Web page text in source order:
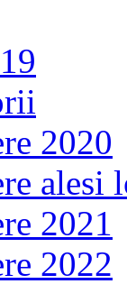
2020
alesi
2021
2022